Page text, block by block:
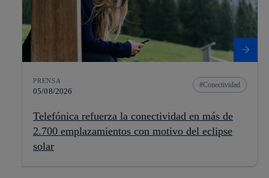
PRENSA
05/08/2026
Conectividad
Telefónica refuerza la conectividad en más de
2.700 emplazamientos con motivo del eclipse
solar